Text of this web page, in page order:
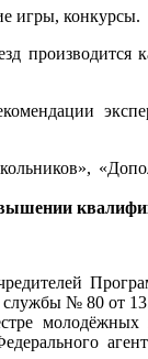
игры, конкурсы.
службы № 80 от